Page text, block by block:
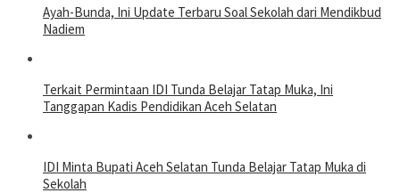
Ayah-Bunda, Ini Update Terbaru Soal Sekolah dari Mendikbud
Nadiem
Terkait Permintaan IDI Tunda Belajar Tatap Muka, Ini
Tanggapan Kadis Pendidikan Aceh Selatan
IDI Minta Bupati Aceh Selatan Tunda Belajar Tatap Muka di
Sekolah